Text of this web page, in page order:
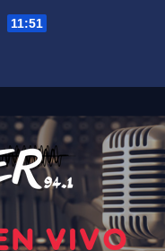
11:51